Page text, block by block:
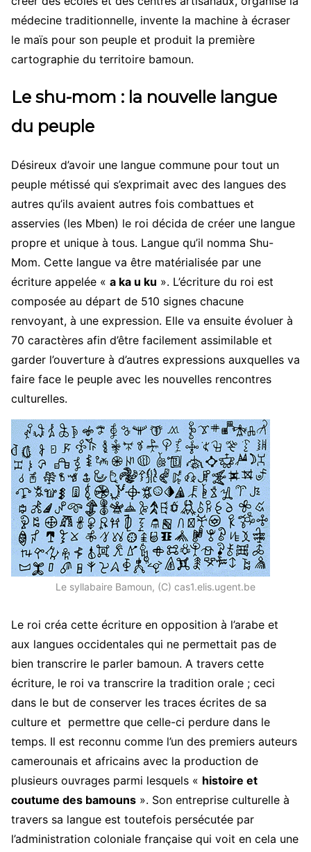
médecine traditionnelle, invente la machine à écraser
le maïs pour son peuple et produit la première
cartographie du territoire bamoun.
Le shu-mom : la nouvelle langue
du peuple
Désireux d’avoir une langue commune pour tout un
peuple métissé qui s’exprimait avec des langues des
autres qu’ils avaient autres fois combattues et
asservies (les Mben) le roi décida de créer une langue
propre et unique à tous. Langue qu’il nomma Shu-
Mom. Cette langue va être matérialisée par une
écriture appelée « a ka u ku ». L’écriture du roi est
composée au départ de 510 signes chacune
renvoyant, à une expression. Elle va ensuite évoluer à
70 caractères afin d’être facilement assimilable et
garder l’ouverture à d’autres expressions auxquelles va
faire face le peuple avec les nouvelles rencontres
culturelles.
Le syllabaire Bamoun, (C) cas1.elis.ugent.be
Le roi créa cette écriture en opposition à l’arabe et
aux langues occidentales qui ne permettait pas de
bien transcrire le parler bamoun. A travers cette
écriture, le roi va transcrire la tradition orale ; ceci
dans le but de conserver les traces écrites de sa
culture et permettre que celle-ci perdure dans le
temps. Il est reconnu comme l’un des premiers auteurs
camerounais et africains avec la production de
plusieurs ouvrages parmi lesquels « histoire et
coutume des bamouns ». Son entreprise culturelle à
travers sa langue est toutefois persécutée par
l’administration coloniale française qui voit en cela une